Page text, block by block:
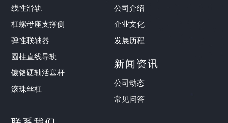
线性滑轨
杠螺母座支撑侧
弹性联轴器
圆柱直线导轨
镀铬硬轴活塞杆
滚珠丝杠
公司介绍
企业文化
发展历程
新闻资讯
公司动态
常见问答